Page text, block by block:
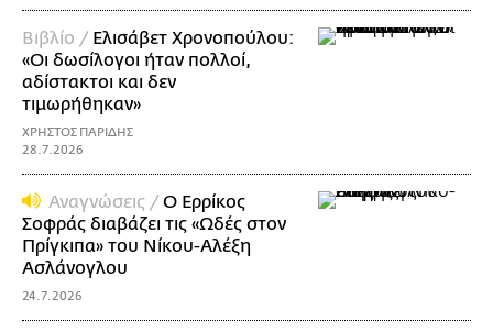
Βιβλίο / Ελισάβετ Χρονοπούλου:
«Οι δωσίλογοι ήταν πολλοί,
αδίστακτοι και δεν
τιμωρήθηκαν»
ΧΡΗΣΤΟΣ ΠΑΡΙΔΗΣ
28.7.2026
Αναγνώσεις /Ο Ερρίκος
Σοφράς διαβάζει τις «Ωδές στον
Πρίγκιπα» του Νίκoυ-Αλέξη
Ασλάνογλου
24.7.2026